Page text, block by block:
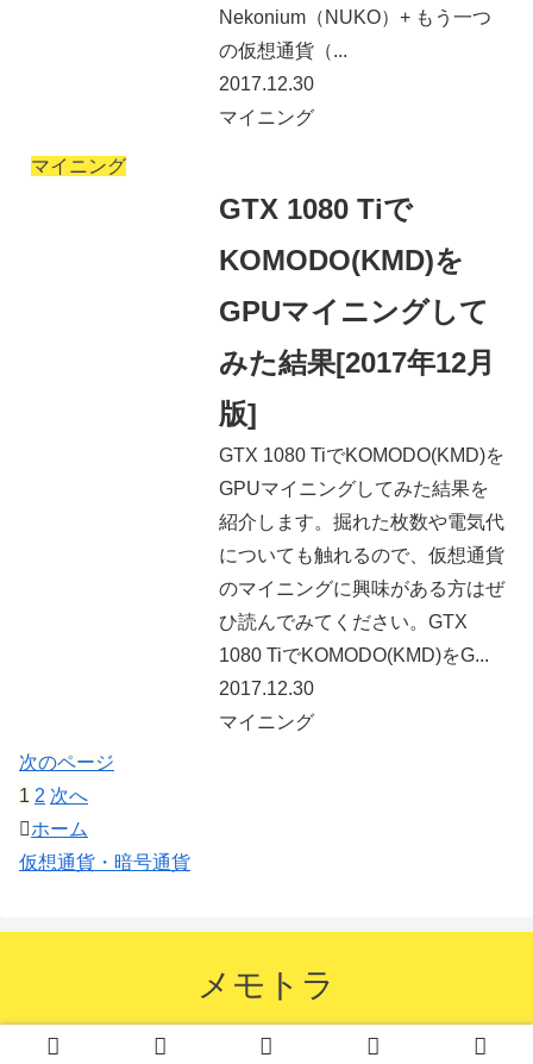
Nekonium（NUKO）+ もう一つ
の仮想通貨（...
2017.12.30
マイニング
マイニング
GTX 1080 Tiで
KOMODO(KMD)を
GPUマイニングして
みた結果[2017年12月
版]
GTX 1080 TiでKOMODO(KMD)を
GPUマイニングしてみた結果を
紹介します。掘れた枚数や電気代
についても触れるので、仮想通貨
のマイニングに興味がある方はぜ
ひ読んでみてください。GTX
1080 TiでKOMODO(KMD)をG...
2017.12.30
マイニング
次のページ
1 2 次へ
ホーム
仮想通貨・暗号通貨
メモトラ